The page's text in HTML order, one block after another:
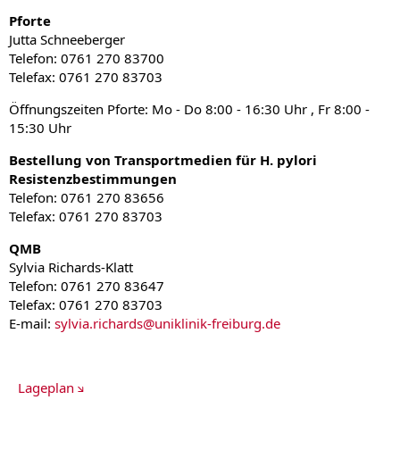
Pforte
Jutta Schneeberger
Telefon: 0761 270 83700
Telefax: 0761 270 83703
Öffnungszeiten Pforte: Mo - Do 8:00 - 16:30 Uhr , Fr 8:00 -
15:30 Uhr
Bestellung von Transportmedien für H. pylori
Resistenzbestimmungen
Telefon: 0761 270 83656
Telefax: 0761 270 83703
QMB
Sylvia Richards-Klatt
Telefon: 0761 270 83647
Telefax: 0761 270 83703
E-mail: sylvia.richards@uniklinik-freiburg.de
Lageplan